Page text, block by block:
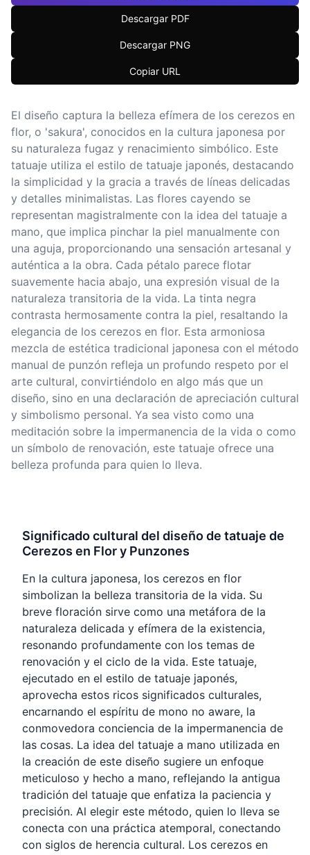
Descargar PDF
Descargar PNG
Copiar URL
El diseño captura la belleza efímera de los cerezos en
flor, o 'sakura', conocidos en la cultura japonesa por
su naturaleza fugaz y renacimiento simbólico. Este
tatuaje utiliza el estilo de tatuaje japonés, destacando
la simplicidad y la gracia a través de líneas delicadas
y detalles minimalistas. Las flores cayendo se
representan magistralmente con la idea del tatuaje a
mano, que implica pinchar la piel manualmente con
una aguja, proporcionando una sensación artesanal y
auténtica a la obra. Cada pétalo parece flotar
suavemente hacia abajo, una expresión visual de la
naturaleza transitoria de la vida. La tinta negra
contrasta hermosamente contra la piel, resaltando la
elegancia de los cerezos en flor. Esta armoniosa
mezcla de estética tradicional japonesa con el método
manual de punzón refleja un profundo respeto por el
arte cultural, convirtiéndolo en algo más que un
diseño, sino en una declaración de apreciación cultural
y simbolismo personal. Ya sea visto como una
meditación sobre la impermanencia de la vida o como
un símbolo de renovación, este tatuaje ofrece una
belleza profunda para quien lo lleva.
Significado cultural del diseño de tatuaje de
Cerezos en Flor y Punzones
En la cultura japonesa, los cerezos en flor
simbolizan la belleza transitoria de la vida. Su
breve floración sirve como una metáfora de la
naturaleza delicada y efímera de la existencia,
resonando profundamente con los temas de
renovación y el ciclo de la vida. Este tatuaje,
ejecutado en el estilo de tatuaje japonés,
aprovecha estos ricos significados culturales,
encarnando el espíritu de mono no aware, la
conmovedora conciencia de la impermanencia de
las cosas. La idea del tatuaje a mano utilizada en
la creación de este diseño sugiere un enfoque
meticuloso y hecho a mano, reflejando la antigua
tradición del tatuaje que enfatiza la paciencia y
precisión. Al elegir este método, quien lo lleva se
conecta con una práctica atemporal, conectando
con siglos de herencia cultural. Los cerezos en